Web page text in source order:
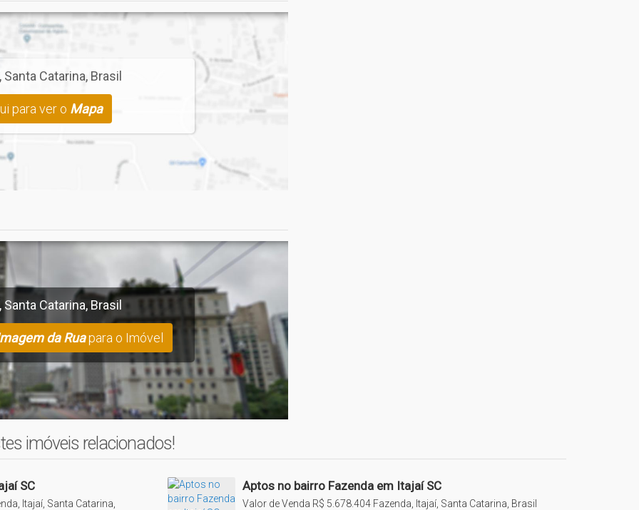
visita!
disponíveis para você!
, Santa Catarina, Brasil
para ver o Mapa
, Santa Catarina, Brasil
da Ruapara o Imóvel
imóveis relacionados!
SC
Itajaí, Santa Catarina,
Aptos no bairro Fazenda em Itajaí SC
R$ 5.678.404
Valor de Venda
Fazenda, Itajaí, Santa Catarina, Brasil